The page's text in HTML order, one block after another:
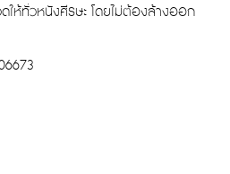
ให้ทั่วหนังศีรษะ โดยไม่ต้องล้างออก